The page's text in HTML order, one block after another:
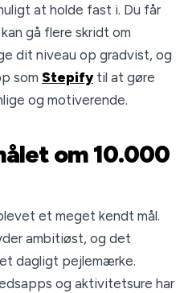
at holde fast i. Du får
gå flere skridt om
dit niveau op gradvist, og
som Stepifytil at gøre
og motiverende.
om 10.000
et meget kendt mål.
ambitiøst, og det
dagligt pejlemærke.
og aktivitetsure har